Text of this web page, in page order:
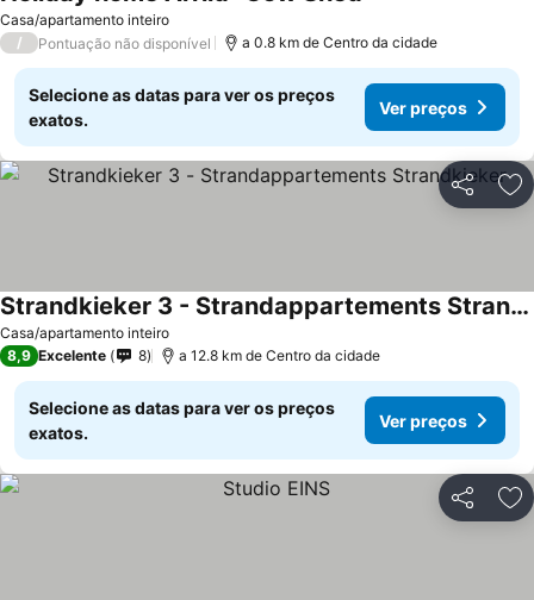
Casa/apartamento inteiro
/ Pontuação não disponível a 0.8 km de Centro da cidade
Selecione as datas para ver os preços
exatos.
Ver preços
Partilhar
Casa/apartamento inteiro
Strandkieker 3 - Strandappartements Strandkieker
8,9 Excelente 8 a 12.8 km de Centro da cidade
Selecione as datas para ver os preços
exatos.
Ver preços
Partilhar